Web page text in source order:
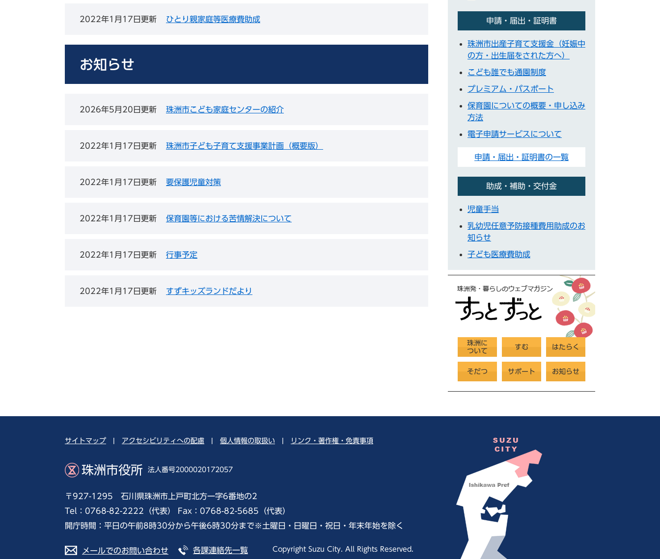
2022年1月17日更新 ひとり親家庭等医療費助成
お知らせ
2026年5月20日更新 珠洲市こども家庭センターの紹介
2022年1月17日更新 珠洲市子ども子育て支援事業計画（概要版）
2022年1月17日更新 要保護児童対策
2022年1月17日更新 保育園等における苦情解決について
2022年1月17日更新 行事予定
2022年1月17日更新 すずキッズランドだより
申請・届出・証明書
珠洲市出産子育て支援金（妊娠中
の方・出生届をされた方へ）
こども誰でも通園制度
プレミアム・パスポート
保育園についての概要・申し込み
方法
電子申請サービスについて
申請・届出・証明書の一覧
助成・補助・交付金
児童手当
乳幼児任意予防接種費用助成のお
知らせ
子ども医療費助成
珠洲に
ついて
すむ はたらく
そだつ サポート お知らせ
サイトマップ アクセシビリティへの配慮 個人情報の取扱い リンク・著作権・免責事項
珠洲市役所 法人番号2000020172057
〒927-1295 石川県珠洲市上戸町北方一字6番地の2
Tel：0768-82-2222（代表） Fax：0768-82-5685（代表）
開庁時間：平日の午前8時30分から午後6時30分まで※土曜日・日曜日・祝日・年末年始を除く
メールでのお問い合わせ 各課連絡先一覧 Copyright Suzu City. All Rights Reserved.